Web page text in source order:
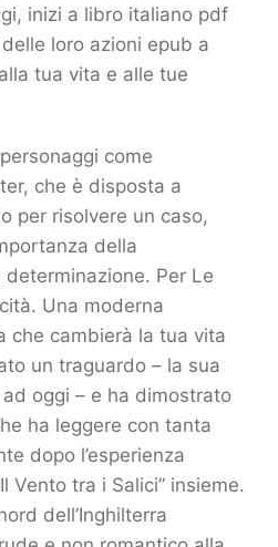
inizi a libro italiano pdf
loro azioni epub a
tua vita e alle tue
come
che è disposta a
per risolvere un caso,
della
Per Le
Una moderna
che cambierà la tua vita
un traguardo – la sua
oggi – e ha dimostrato
ha leggere con tanta
dopo l’esperienza
Vento tra i Salici” insieme.
dell’Inghilterra